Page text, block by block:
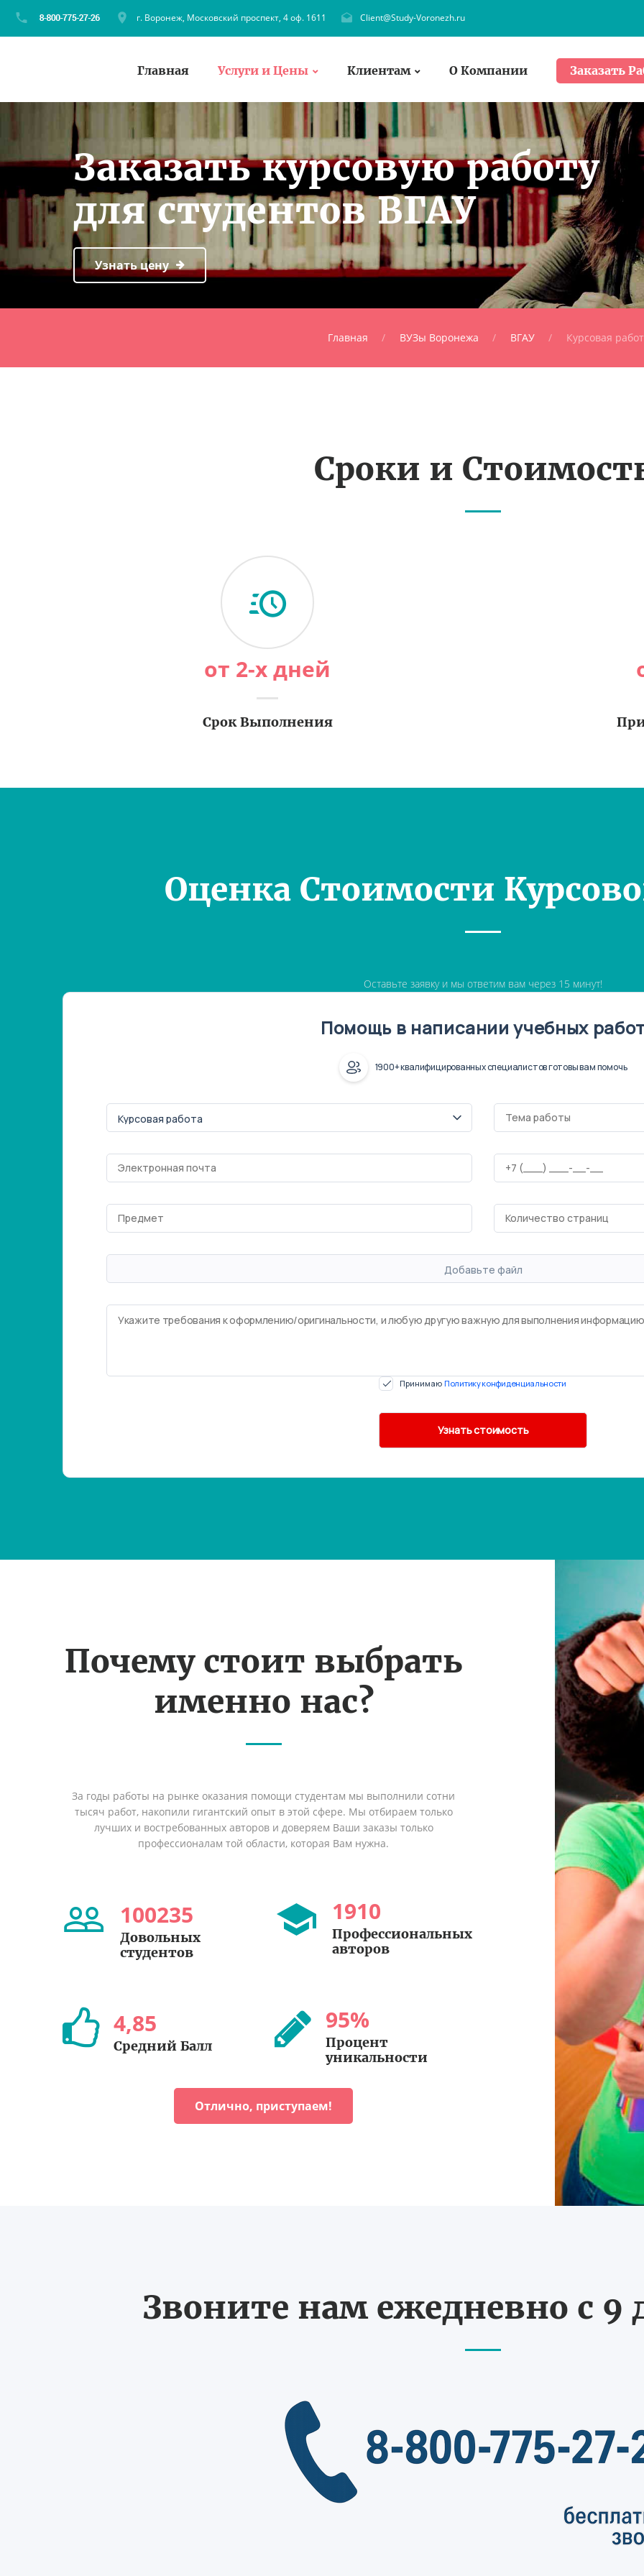
г. Воронеж, Московский проспект, 4 оф. 1611 Client@Study-Voronezh.ru
Главная Услуги и Цены Клиентам О Компании Заказать
Заказать курсовую работу
для студентов ВГАУ
Узнать цену
Главная ВУЗы Воронежа ВГАУ Курсовая
Сроки и
от 2-х дней
Срок Выполнения
Оценка Стоимости
Оставьте заявку и мы ответим вам через 15 минут!
Помощь в написании учебных
1900+ квалифицированных специалистов готовы вам помочь
Добавьте файл
Принимаю Политику конфиденциальности
Почему стоит выбрать
именно нас?
За годы работы на рынке оказания помощи студентам мы выполнили сотни
тысяч работ, накопили гигантский опыт в этой сфере. Мы отбираем только
лучших и востребованных авторов и доверяем Ваши заказы только
профессионалам той области, которая Вам нужна.
100235
Довольных
студентов
1910
Профессиональных
авторов
4,85
Средний Балл
95%
Процент
уникальности
Отлично, приступаем!
Звоните нам ежедневно с 9